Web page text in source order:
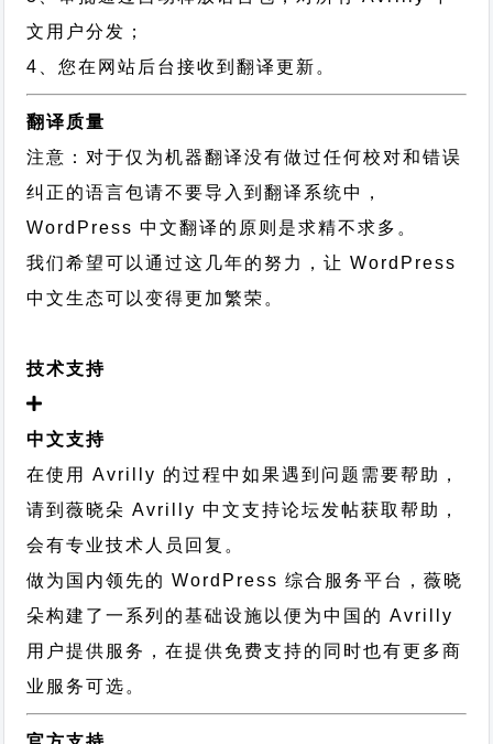
文用户分发；
4、您在网站后台接收到翻译更新。
翻译质量
注意：对于仅为机器翻译没有做过任何校对和错误
纠正的语言包请不要导入到翻译系统中，
WordPress 中文翻译的原则 是求精不求多。
我们希望可以通过这几年的努力，让 WordPress
中文生态可以变得更加繁荣。
技术支持
中文支持
在使用 Avrilly 的过程中如果遇到问题需要帮助，
请到薇晓朵 Avrilly 中文支持论坛发帖获取帮助，
会有专业技术人员回复。
做为国内领先的 WordPress 综合服务平台，薇晓
朵构建了一系列的基础设施以便为中国的 Avrilly
用户提供服务，在提供免费支持的同时也有更多商
业服务可选。